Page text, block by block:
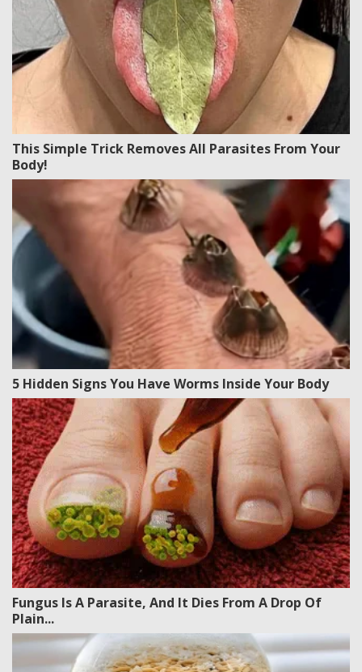
This Simple Trick Removes All Parasites From Your
Body!
5 Hidden Signs You Have Worms Inside Your Body
Fungus Is A Parasite, And It Dies From A Drop Of
Plain...